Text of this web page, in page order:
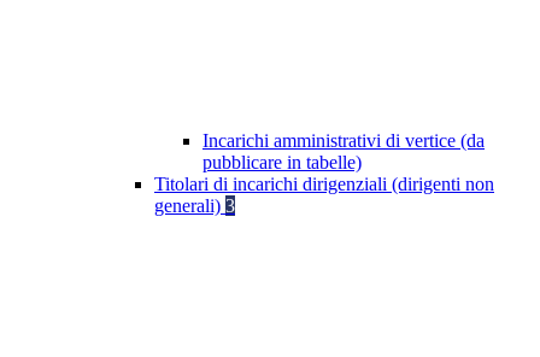
Incarichi amministrativi di vertice (da
pubblicare in tabelle)
Titolari di incarichi dirigenziali (dirigenti non
generali) 3